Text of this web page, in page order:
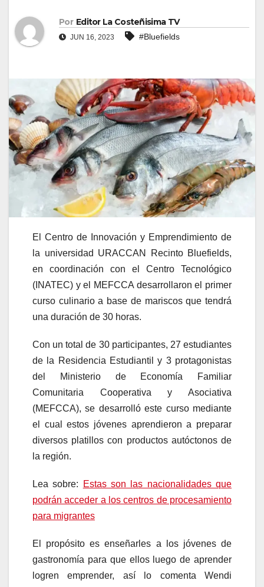
Por Editor La Costeñisima TV
JUN 16, 2023 #Bluefields
El Centro de Innovación y Emprendimiento de
la universidad URACCAN Recinto Bluefields,
en coordinación con el Centro Tecnológico
(INATEC) y el MEFCCA desarrollaron el primer
curso culinario a base de mariscos que tendrá
una duración de 30 horas.
Con un total de 30 participantes, 27 estudiantes
de la Residencia Estudiantil y 3 protagonistas
del Ministerio de Economía Familiar
Comunitaria Cooperativa y Asociativa
(MEFCCA), se desarrolló este curso mediante
el cual estos jóvenes aprendieron a preparar
diversos platillos con productos autóctonos de
la región.
Lea sobre:
Estas son las nacionalidades que
podrán acceder a los centros de procesamiento
para migrantes
El propósito es enseñarles a los jóvenes de
gastronomía para que ellos luego de aprender
logren emprender, así lo comenta Wendi